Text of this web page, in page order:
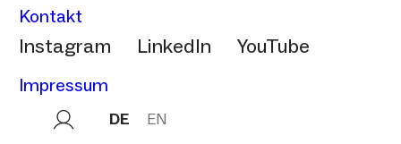
Kontakt
Instagram LinkedIn YouTube
Impressum
DE EN